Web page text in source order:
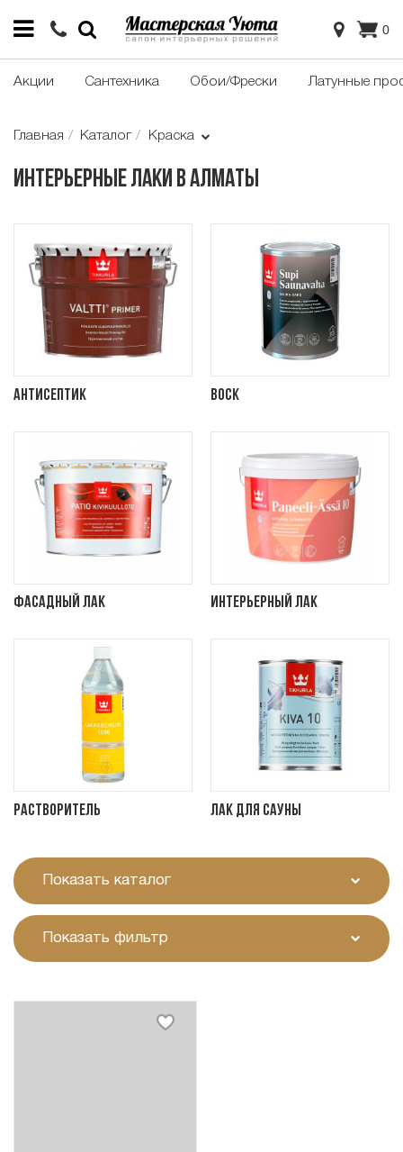
0
Акции Сантехника Обои/Фрески Латунные
Главная Каталог Краска
Интерьерные лаки в Алматы
Антисептик Воск
Фасадный лак Интерьерный лак
Растворитель Лак для сауны
Показать каталог
Показать фильтр